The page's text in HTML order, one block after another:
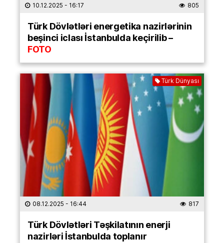
10.12.2025 - 16:17 805
Türk Dövlətləri energetika nazirlərinin
beşinci iclası İstanbulda keçirilib –
FOTO
Türk Dünyası
08.12.2025 - 16:44 817
Türk Dövlətləri Təşkilatının enerji
nazirləri İstanbulda toplanır